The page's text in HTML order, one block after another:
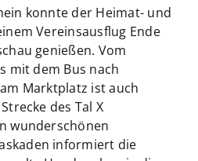
konnte der Heimat- und
Vereinsausflug Ende
genießen. Vom
mit dem Bus nach
Marktplatz ist auch
des Tal X
wunderschönen
informiert die